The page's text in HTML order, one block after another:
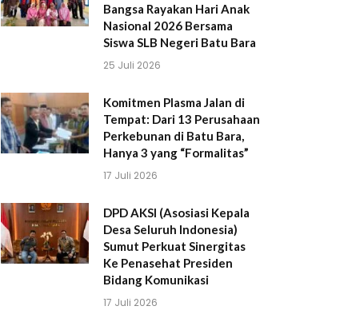
Bangsa Rayakan Hari Anak
Nasional 2026 Bersama
Siswa SLB Negeri Batu Bara
25 Juli 2026
Komitmen Plasma Jalan di
Tempat: Dari 13 Perusahaan
Perkebunan di Batu Bara,
Hanya 3 yang “Formalitas”
17 Juli 2026
DPD AKSI (Asosiasi Kepala
Desa Seluruh Indonesia)
Sumut Perkuat Sinergitas
Ke Penasehat Presiden
Bidang Komunikasi
17 Juli 2026